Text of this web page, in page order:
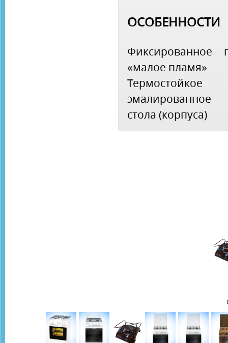
ОСОБЕННОСТИ
Фиксированное
«малое пламя»
Термостойкое
эмалированное
стола (корпуса)